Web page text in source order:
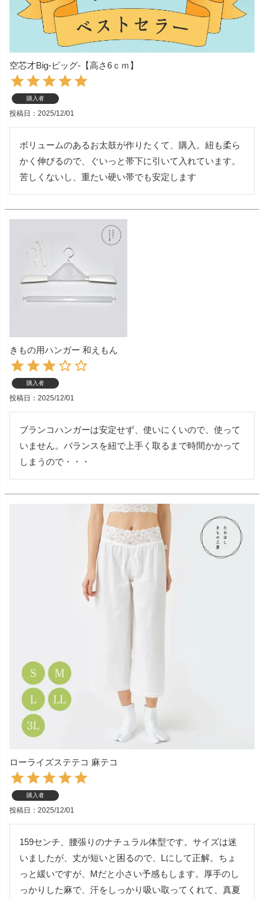
空芯才Big-ビッグ-【高さ6ｃｍ】
購入者
投稿日 2025/12/01
ボリュームのあるお太鼓が作りたくて、購入。紐も柔ら
かく伸びるので、ぐいっと帯下に引いて入れています。
苦しくないし、重たい硬い帯でも安定します
きもの用ハンガー 和えもん
購入者
投稿日 2025/12/01
ブランコハンガーは安定せず、使いにくいので、使って
いません。バランスを紐で上手く取るまで時間かかって
しまうので・・・
ローライズステテコ 麻テコ
購入者
投稿日 2025/12/01
159センチ、腰張りのナチュラル体型です。サイズは迷
いましたが、丈が短いと困るので、Lにして正解。ちょ
っと緩いですが、Mだと小さい予感もします。厚手のし
っかりした麻で、汗をしっかり吸い取ってくれて、真夏